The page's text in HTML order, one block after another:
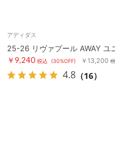
アディダス
25-26 リヴァプール AWAY ユ
￥9,240 税込 (30%OFF) ￥13,200
4.8 （16）